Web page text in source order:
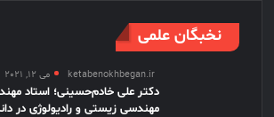
نخبگان علمی
ketabenokhbegan.ir می 12, 2021
دکتر علی خادم‌حسینی؛ استاد
مهندسی زیستی و رادیولوژی در